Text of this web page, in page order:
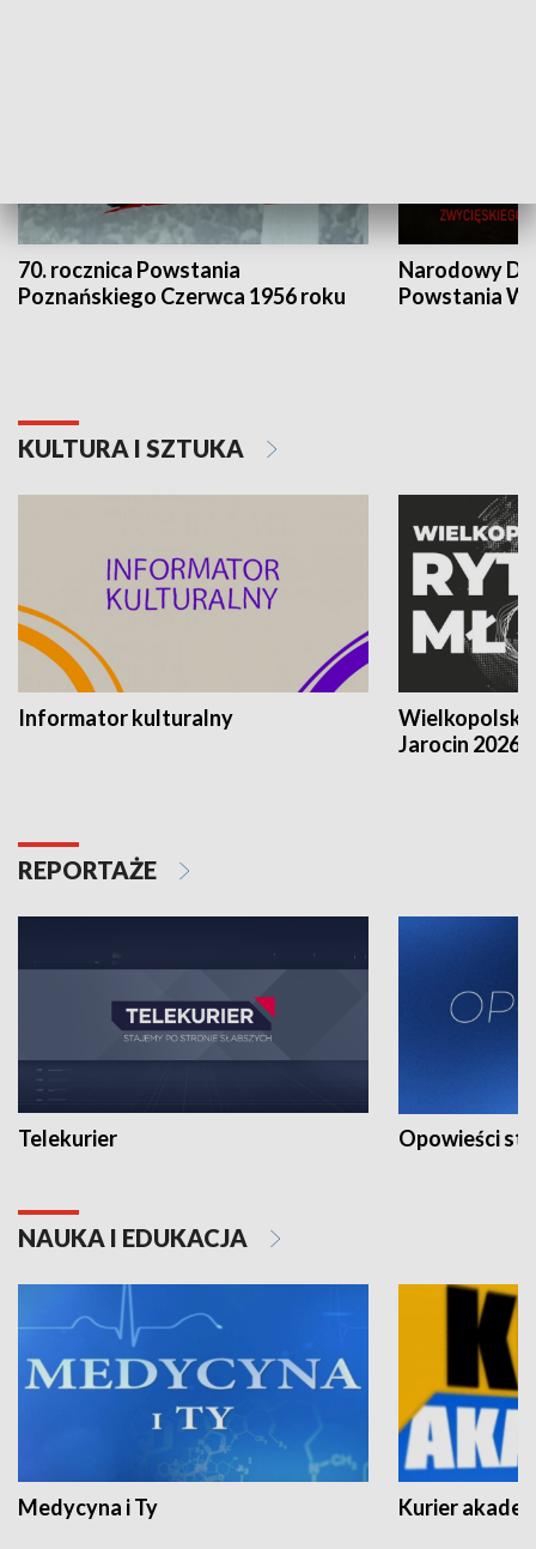
70. rocznica Powstania
Poznańskiego Czerwca 1956 roku
Narodowy
Powstania
KULTURA I SZTUKA
Informator kulturalny
Jarocin 2026
REPORTAŻE
Telekurier Opowieści
NAUKA I EDUKACJA
Medycyna i Ty Kurier